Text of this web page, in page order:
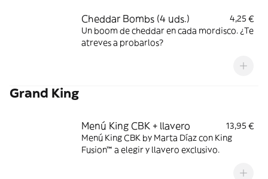
Cheddar Bombs (4 uds.)
4,25 €
Un boom de cheddar en cada mordisco. ¿Te
atreves a probarlos?
Grand King
Menú King CBK + llavero
13,95 €
Menú King CBK by Marta Díaz con King
Fusion™ a elegir y llavero exclusivo.